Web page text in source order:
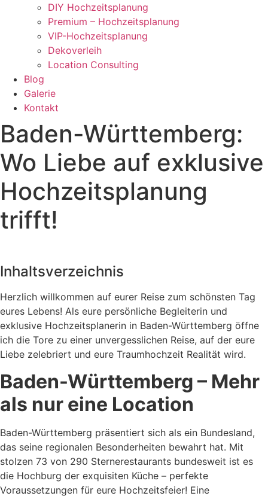
DIY Hochzeitsplanung
Premium – Hochzeitsplanung
VIP-Hochzeitsplanung
Dekoverleih
Location Consulting
Blog
Galerie
Kontakt
Baden-Württemberg:
Wo Liebe auf exklusive
Hochzeitsplanung
trifft!
Inhaltsverzeichnis
Herzlich willkommen auf eurer Reise zum schönsten Tag
eures Lebens! Als eure persönliche Begleiterin und
exklusive Hochzeitsplanerin in Baden-Württemberg öffne
ich die Tore zu einer unvergesslichen Reise, auf der eure
Liebe zelebriert und eure Traumhochzeit Realität wird.
Baden-Württemberg – Mehr
als nur eine Location
Baden-Württemberg präsentiert sich als ein Bundesland,
das seine regionalen Besonderheiten bewahrt hat. Mit
stolzen 73 von 290 Sternerestaurants bundesweit ist es
die Hochburg der exquisiten Küche – perfekte
Voraussetzungen für eure Hochzeitsfeier! Eine